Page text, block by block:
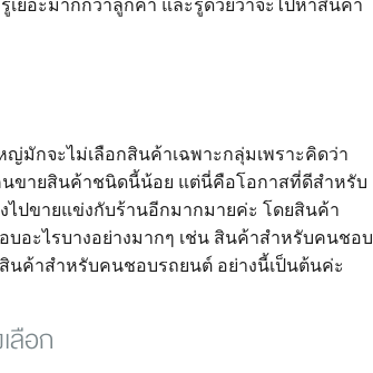
มักจะไม่เลือกสินค้าเฉพาะกลุ่มเพราะคิดว่า
ขายสินค้าชนิดนี้น้อย แต่นี่คือโอกาสที่ดีสำหรับ
ไปขายแข่งกับร้านอีกมากมายค่ะ โดยสินค้า
อะไรบางอย่างมากๆ เช่น สินค้าสำหรับคนชอบ
นค้าสำหรับคนชอบรถยนต์ อย่างนี้เป็นต้นค่ะ
ลือก